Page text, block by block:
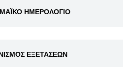
ΗΜΕΡΟΛΟΓΙΟ
ΕΞΕΤΑΣΕΩΝ